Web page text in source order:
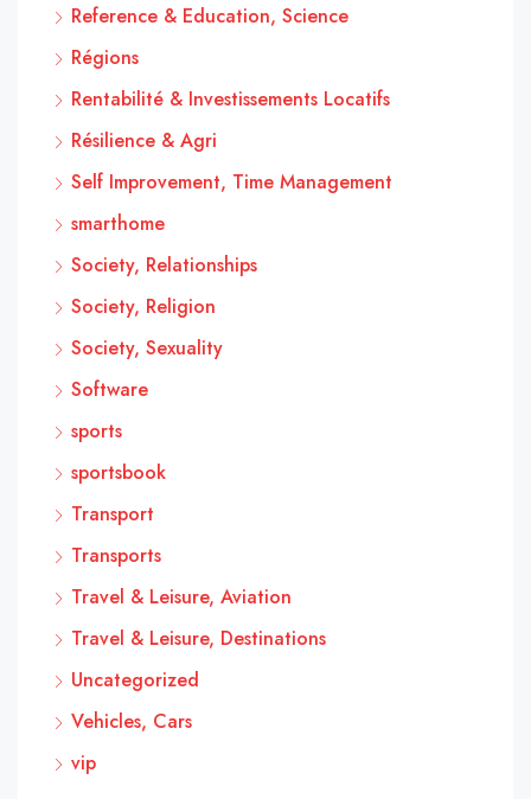
Reference & Education, Science
Régions
Rentabilité & Investissements Locatifs
Résilience & Agri
Self Improvement, Time Management
smarthome
Society, Relationships
Society, Religion
Society, Sexuality
Software
sports
sportsbook
Transport
Transports
Travel & Leisure, Aviation
Travel & Leisure, Destinations
Uncategorized
Vehicles, Cars
vip